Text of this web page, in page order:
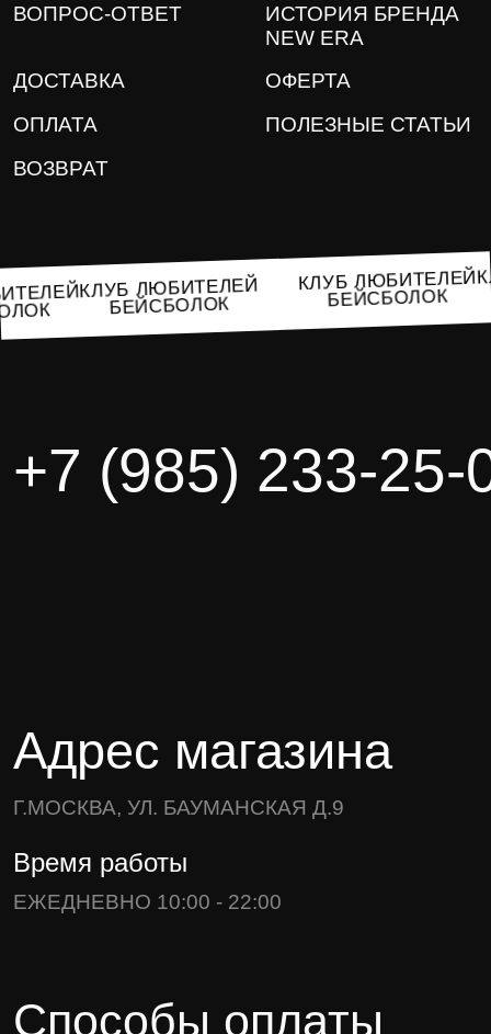
ВОПРОС-ОТВЕТ
ИСТОРИЯ БРЕНДА
NEW ERA
ДОСТАВКА
ОФЕРТА
ОПЛАТА
ПОЛЕЗНЫЕ СТАТЬИ
ВОЗВРАТ
КЛУБ ЛЮБИТЕЛЕЙ
БЕЙСБОЛОК
КЛУБ
БЕЙСБОЛОК
+7 (985) 233-25-
Адрес магазина
Г.МОСКВА, УЛ. БАУМАНСКАЯ Д.9
Время работы
ЕЖЕДНЕВНО 10:00 - 22:00
Способы оплаты